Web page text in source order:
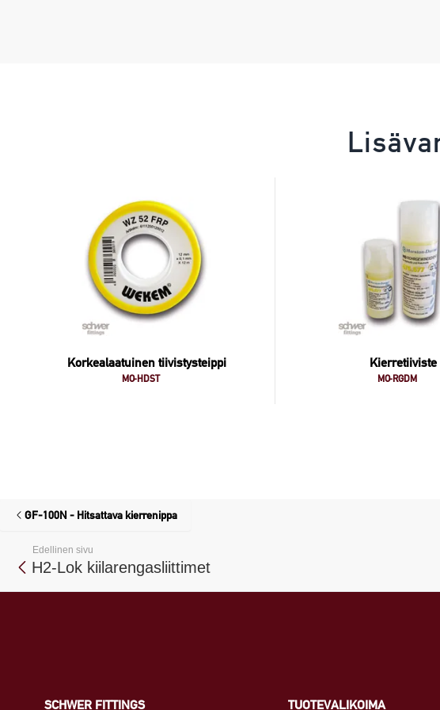
Korkealaatuinen tiivistysteippi
MO-HDST
Kierretiiviste
MO-RGDM
GF-100N - Hitsattava kierrenippa
Edellinen sivu
H2-Lok kiilarengasliittimet
SCHWER FITTINGS TUOTEVALIKOIMA